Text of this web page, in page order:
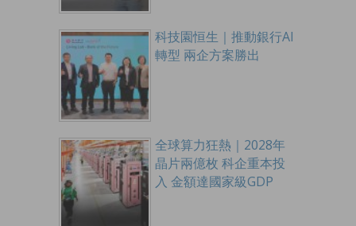
科技園恒生｜推動銀行AI
轉型 兩企方案勝出
全球算力狂熱｜2028年
晶片兩億枚 科企重本投
入 金額達國家級GDP